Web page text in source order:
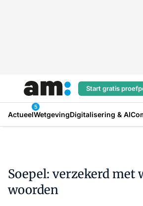
Start gratis
Actueel
5
WetgevingDigitalisering & AI
Soepel: verzekerd met
woorden